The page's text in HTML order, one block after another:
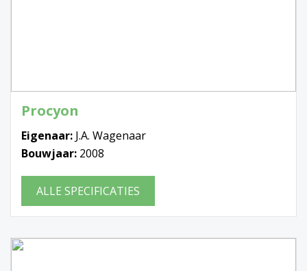
Procyon
Eigenaar: J.A. Wagenaar
Bouwjaar: 2008
ALLE SPECIFICATIES